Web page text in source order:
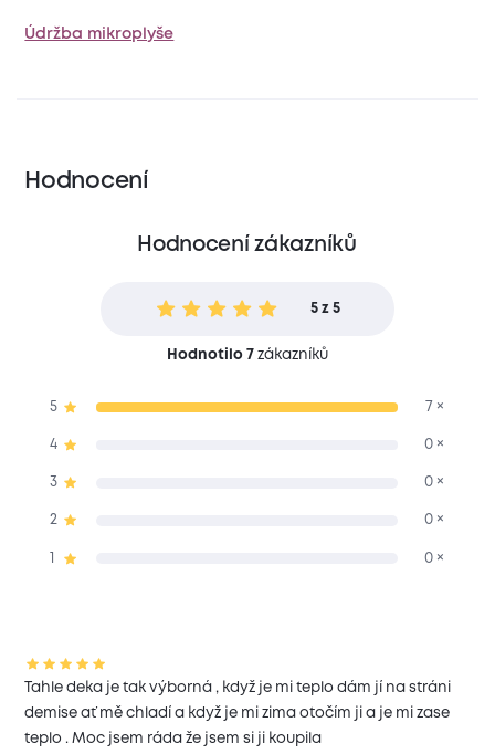
Údržba mikroplyše
Hodnocení
Hodnocení zákazníků
5 z 5
Hodnotilo 7 zákazníků
5 7 ×
4 0 ×
3 0 ×
2 0 ×
0 ×
Tahle deka je tak výborná , když je mi teplo dám jí na stráni
demise ať mě chladí a když je mi zima otočím ji a je mi zase
teplo . Moc jsem ráda že jsem si ji koupila